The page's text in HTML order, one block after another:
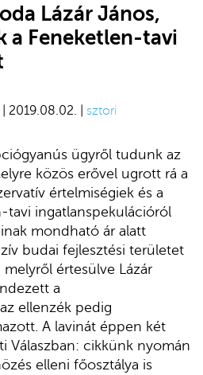
Lázár János,
a Feneketlen-tavi
| 2019.08.02. | sztori
ügyről tudunk az
közös erővel ugrott rá a
értelmiségiek és a
tavi ingatlanspekulációról
mondható ár alatt
budai fejlesztési területet
értesülve Lázár
a
ellenzék pedig
A lavinát éppen két
Válaszban: cikkünk nyomán
elleni főosztálya is